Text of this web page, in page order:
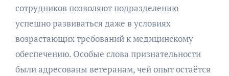
сотрудников позволяют подразделению
успешно развиваться даже в условиях
возрастающих требований к медицинскому
обеспечению. Особые слова признательности
были адресованы ветеранам, чей опыт остаётся